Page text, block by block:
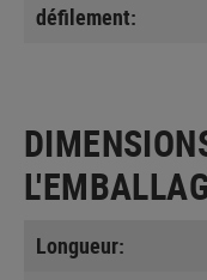
défilement:
Longueur: